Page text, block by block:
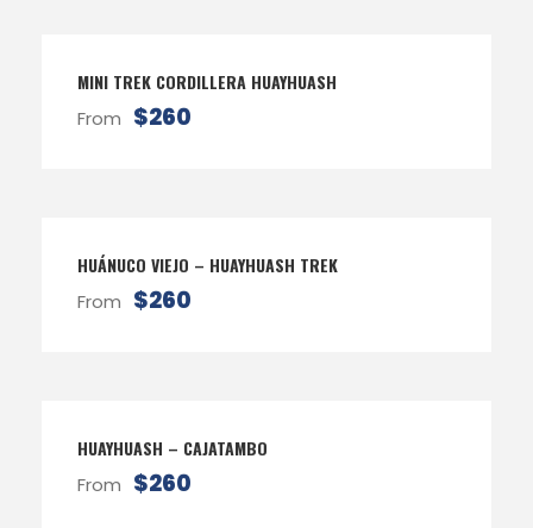
MINI TREK CORDILLERA HUAYHUASH
From $260
HUÁNUCO VIEJO – HUAYHUASH TREK
From $260
HUAYHUASH – CAJATAMBO
From $260